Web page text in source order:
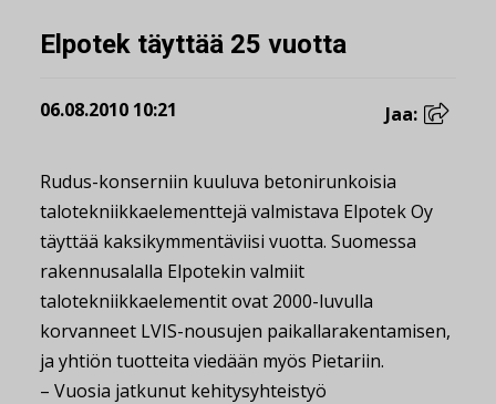
Elpotek täyttää 25 vuotta
06.08.2010 10:21 Jaa:
Rudus-konserniin kuuluva betonirunkoisia
talotekniikkaelementtejä valmistava Elpotek Oy
täyttää kaksikymmentäviisi vuotta. Suomessa
rakennusalalla Elpotekin valmiit
talotekniikkaelementit ovat 2000-luvulla
korvanneet LVIS-nousujen paikallarakentamisen,
ja yhtiön tuotteita viedään myös Pietariin.
– Vuosia jatkunut kehitysyhteistyö